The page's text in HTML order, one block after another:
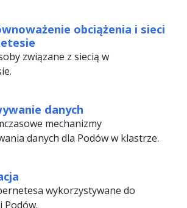
obciążenia i sieci
związane z siecią w
danych
mechanizmy
danych dla Podów w klastrze.
wykorzystywane do
Podów.